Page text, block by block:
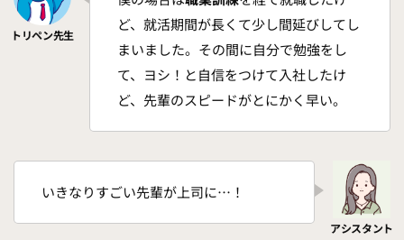
ど、就活期間が長くて少し間延びしてし
まいました。その間に自分で勉強をし
て、ヨシ！と自信をつけて入社したけ
ど、先輩のスピードがとにかく早い。
いきなりすごい先輩が上司に…！